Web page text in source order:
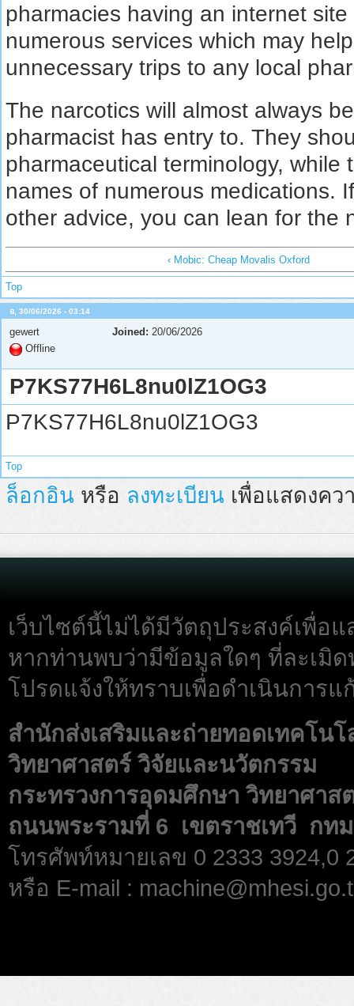
pharmacies having an internet
numerous services which may
unnecessary trips to any local
The narcotics will almost always
pharmacist has entry to. They
pharmaceutical terminology, while
names of numerous medications.
other advice, you can lean for the
‹ Mobic: Cheap Movalis Oxford
Top
อ, 30/06/2026 - 03:14
gewert
Offline
Joined: 20/06/2026
P7KS77H6L8nu0lZ1OG3
P7KS77H6L8nu0lZ1OG3
Top
ล็อกอินหรือ ลงทะเบียน เพื่อแสดงคว
เว็บไซต์นี้ไม่ได้มีวัตถุประสงค์เพื่อแ
หากท่านพบว่ามีข้อมูลใดๆ ที่ละเมิ
โปรดแจ้งให้ทราบเพื่อดำเนินการ
สำนักส่งเสริมและถ่ายทอดเทคโน
วิทยาศาสตร์ วิจัยและนวัตกรรม
กระทรวงการอุดมศึกษา วิทยาศาส
ถนนพระรามที่ 6 เขตราชเทวี กทม
โทรศัพท์หมายเลข 0 2333 3924,0
หรือ E-mail :